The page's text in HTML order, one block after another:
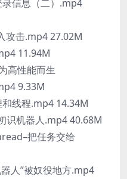
信息（二）.mp4
攻击.mp4 27.02M
11.94M
高性能而生
9.33M
线程.mp4 14.34M
机器人.mp4 40.68M
把任务交给
人”被奴役地方.mp4